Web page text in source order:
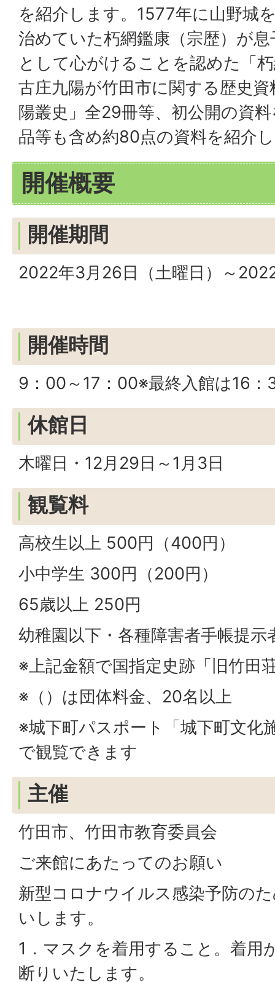
を紹介します。1577年に山野城
治めていた朽網鑑康（宗歴）が
として心がけることを認めた「
古庄九陽が竹田市に関する歴史
陽叢史」全29冊等、初公開の資
品等も含め約80点の資料を紹介
開催概要
開催期間
2022年3月26日（土曜日）～
開催時間
9：00～17：00※最終入館は16：
休館日
木曜日・12月29日～1月3日
観覧料
高校生以上 500円（400円）
小中学生 300円（200円）
65歳以上 250円
幼稚園以下・各種障害者手帳提示
※上記金額で国指定史跡「旧竹田
※（）は団体料金、20名以上
※城下町パスポート「城下町文化
で観覧できます
主催
竹田市、竹田市教育委員会
ご来館にあたってのお願い
新型コロナウイルス感染予防の
いします。
1．マスクを着用すること。着用
断りいたします。